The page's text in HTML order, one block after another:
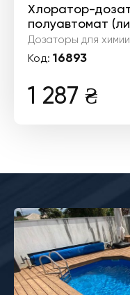
Хлоратор-
полуавтомат
Дозаторы для химии
Код: 16893
1 287 ₴